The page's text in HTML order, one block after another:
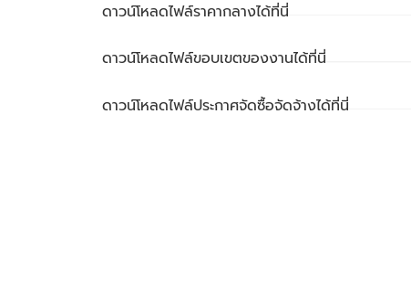
ดาวน์โหลดไฟล์ราคากลางได้ที่นี่
ดาวน์โหลดไฟล์ขอบเขตของงานได้ที่นี่
ดาวน์โหลดไฟล์ประกาศจัดซื้อจัดจ้างได้ที่นี่